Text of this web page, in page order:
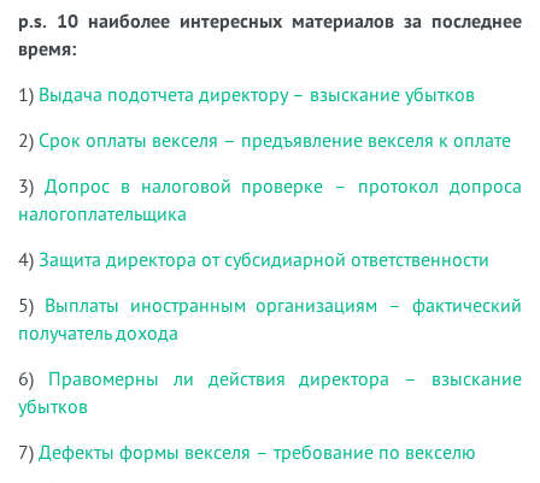
p.s. 10 наиболее интересных материалов за последнее
время:
1) Выдача подотчета директору – взыскание убытков
2) Срок оплаты векселя – предъявление векселя к оплате
3) Допрос в налоговой проверке – протокол допроса
налогоплательщика
4) Защита директора от субсидиарной ответственности
5) Выплаты иностранным организациям – фактический
получатель дохода
6) Правомерны ли действия директора – взыскание
убытков
7) Дефекты формы векселя – требование по векселю